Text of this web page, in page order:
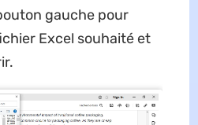
gauche pour
Excel souhaité et